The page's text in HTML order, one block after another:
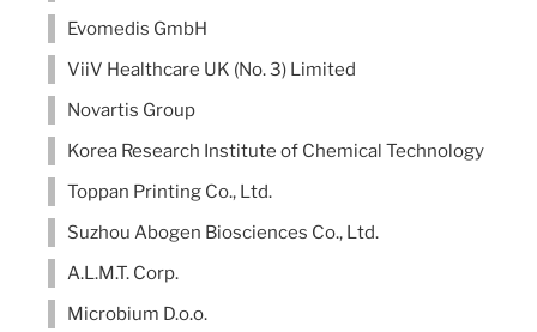
Evomedis GmbH
ViiV Healthcare UK (No. 3) Limited
Novartis Group
Korea Research Institute of Chemical Technology
Toppan Printing Co., Ltd.
Suzhou Abogen Biosciences Co., Ltd.
A.L.M.T. Corp.
Microbium D.o.o.